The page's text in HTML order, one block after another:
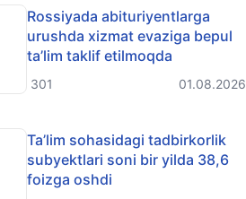
Rossiyada abituriyentlarga
urushda xizmat evaziga bepul
ta’lim taklif etilmoqda
301 01.08.2026
Ta’lim sohasidagi tadbirkorlik
subyektlari soni bir yilda 38,6
foizga oshdi